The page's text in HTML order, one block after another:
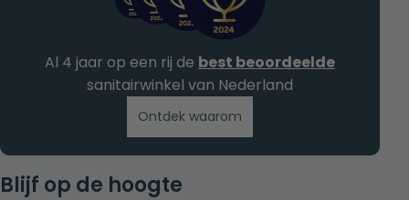
Blijf op de hoogte
Al 4 jaar op een rij de best beoordeelde
sanitairwinkel van Nederland
Ontdek waarom